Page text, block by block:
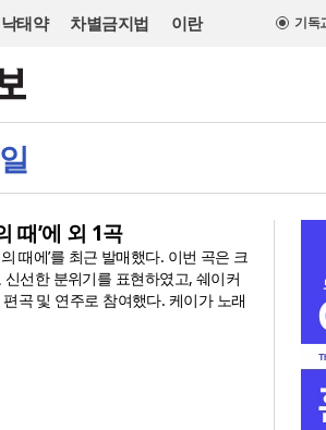
낙태약 차별금지법 이란 기독
때’에 외 1곡
때에’를 최근 발매했다. 이번 곡은 크
선한 분위기를 표현하였고, 쉐이커
곡 및 연주로 참여했다. 케이가 노래